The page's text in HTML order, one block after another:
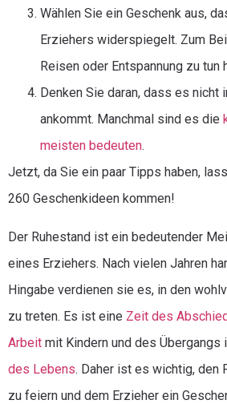
Wählen Sie ein Geschenk aus,
Erziehers widerspiegelt. Zum
Reisen oder Entspannung zu tun
Denken Sie daran, dass es nicht
ankommt. Manchmal sind es die
meisten bedeuten.
Jetzt, da Sie ein paar Tipps haben,
260 Geschenkideen kommen!
Der Ruhestand ist ein bedeutender
eines Erziehers. Nach vielen Jahren
Hingabe verdienen sie es, in den
zu treten. Es ist eine Zeit des
Arbeit mit Kindern und des Übergangs
des Lebens. Daher ist es wichtig, den
zu feiern und dem Erzieher ein